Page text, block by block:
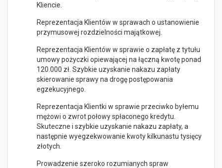
Kliencie.
Reprezentacja Klientów w sprawach o ustanowienie
przymusowej rozdzielności majątkowej.
Reprezentacja Klientów w sprawie o zapłatę z tytułu
umowy pożyczki opiewającej na łączną kwotę ponad
120.000 zł. Szybkie uzyskanie nakazu zapłaty
skierowanie sprawy na drogę postępowania
egzekucyjnego.
Reprezentacja Klientki w sprawie przeciwko byłemu
mężowi o zwrot połowy spłaconego kredytu.
Skuteczne i szybkie uzyskanie nakazu zapłaty, a
następnie wyegzekwowanie kwoty kilkunastu tysięcy
złotych.
Prowadzenie szeroko rozumianych spraw